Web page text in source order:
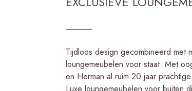
Tijdloos design gecombineerd met
loungemeubelen voor staat. Met
en Herman al ruim 20 jaar
Luxe loungemeubelen voor buiten